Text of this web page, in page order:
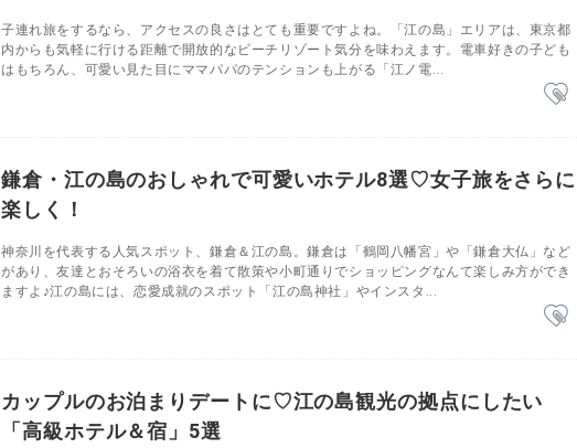
子連れ旅をするなら、アクセスの良さはとても重要ですよね。「江の島」エリアは、東京都
内からも気軽に行ける距離で開放的なビーチリゾート気分を味わえます。電車好きの子ども
はもちろん、可愛い見た目にママパパのテンションも上がる「江ノ電...
鎌倉・江の島のおしゃれで可愛いホテル8選♡女子旅をさらに
楽しく！
神奈川を代表する人気スポット、鎌倉＆江の島。鎌倉は「鶴岡八幡宮」や「鎌倉大仏」など
があり、友達とおそろいの浴衣を着て散策や小町通りでショッピングなんて楽しみ方ができ
ますよ♪江の島には、恋愛成就のスポット「江の島神社」やインスタ...
カップルのお泊まりデートに♡江の島観光の拠点にしたい
「高級ホテル＆宿」5選